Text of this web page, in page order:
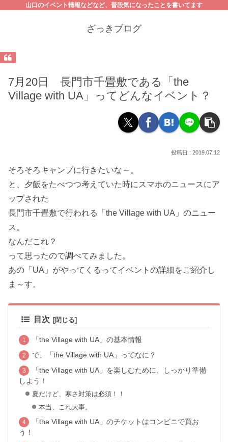
山口のイベント情報などなど、普段気になったことを書いてます
ざっきブログ
7月20日 長門市千畳敷である「the
Village with UA」ってどんなイベント？
2019.07.12
そろそろキャンプに行きたいな～。
と、夕飯をたべつつ考えていた時にスマホのニュースにア
ップされた
長門市千畳敷で行われる「the Village with UA」のニュー
ス。
なんだこれ？
って思ったので調べてみました。
あの「UA」がやってくるってイベントの詳細をご紹介し
ま～す。
目次
「the Village with UA」の基本情報
で、「the Village with UA」ってなに？
「the Village with UA」を楽しむために、しっかり準備
しよう！
夏だけど、寒さ対策は必須！！
本当、これ大事。
「the Village with UA」のチケットはコンビニで買お
う！